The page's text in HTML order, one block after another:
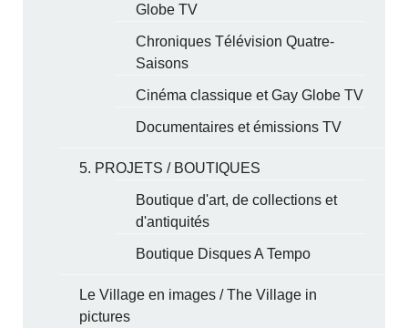
Globe TV
Chroniques Télévision Quatre-
Saisons
Cinéma classique et Gay Globe TV
Documentaires et émissions TV
5. PROJETS / BOUTIQUES
Boutique d'art, de collections et
d'antiquités
Boutique Disques A Tempo
Le Village en images / The Village in
pictures